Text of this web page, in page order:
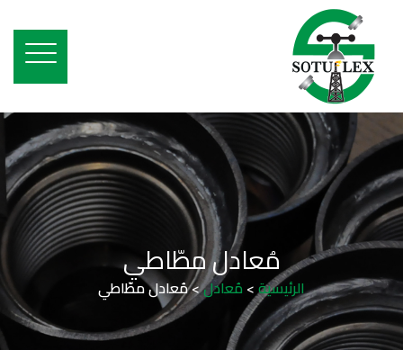
مُعادل مطّاطي
الرئيسية> مُعادل>مُعادل مطّاطي